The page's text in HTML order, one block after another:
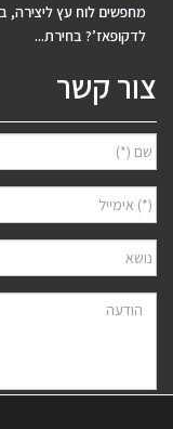
מחפשים לוח עץ ליצירה,
לדקופאז’? בחירת...
צור קשר